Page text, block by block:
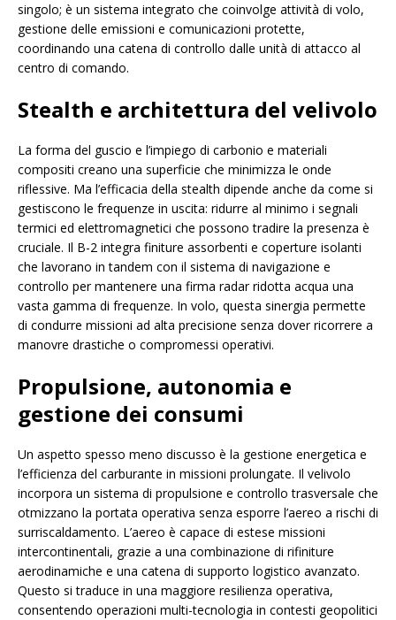
singolo; è un sistema integrato che coinvolge attività di volo,
gestione delle emissioni e comunicazioni protette,
coordinando una catena di controllo dalle unità di attacco al
centro di comando.
Stealth e architettura del velivolo
La forma del guscio e l’impiego di carbonio e materiali
compositi creano una superficie che minimizza le onde
riflessive. Ma l’efficacia della stealth dipende anche da come si
gestiscono le frequenze in uscita: ridurre al minimo i segnali
termici ed elettromagnetici che possono tradire la presenza è
cruciale. Il B-2 integra finiture assorbenti e coperture isolanti
che lavorano in tandem con il sistema di navigazione e
controllo per mantenere una firma radar ridotta acqua una
vasta gamma di frequenze. In volo, questa sinergia permette
di condurre missioni ad alta precisione senza dover ricorrere a
manovre drastiche o compromessi operativi.
Propulsione, autonomia e
gestione dei consumi
Un aspetto spesso meno discusso è la gestione energetica e
l’efficienza del carburante in missioni prolungate. Il velivolo
incorpora un sistema di propulsione e controllo trasversale che
otmizzano la portata operativa senza esporre l’aereo a rischi di
surriscaldamento. L’aereo è capace di estese missioni
intercontinentali, grazie a una combinazione di rifiniture
aerodinamiche e una catena di supporto logistico avanzato.
Questo si traduce in una maggiore resilienza operativa,
consentendo operazioni multi-tecnologia in contesti geopolitici